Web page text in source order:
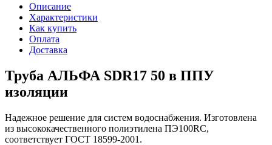
Описание
Характеристики
Как купить
Оплата
Доставка
Труба АЛЬФА SDR17 50 в ППУ
изоляции
Надежное решение для систем водоснабжения. Изготовлена
из высококачественного полиэтилена ПЭ100RC,
соответствует ГОСТ 18599-2001.